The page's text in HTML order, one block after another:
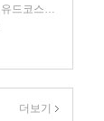
엘리에저 유드코스키,네이트 소아레스 공저/고영훈 역
더보기